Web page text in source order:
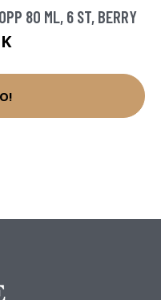
80 ML, 6 ST, BERRY